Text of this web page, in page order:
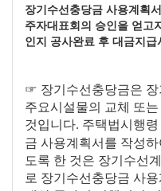
장기수선충당금 사용계획
주자대표회의 승인을 얻고
인지 공사완료 후 대금지
☞ 장기수선충당금은
주요시설물의 교체 또
것입니다. 주택법시행령
금 사용계획서를 작성
도록 한 것은 장기수선
로 장기수선충당금 사